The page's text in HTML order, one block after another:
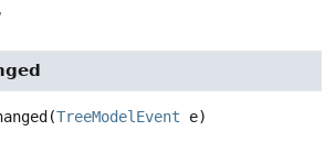
(TreeModelEvent e)